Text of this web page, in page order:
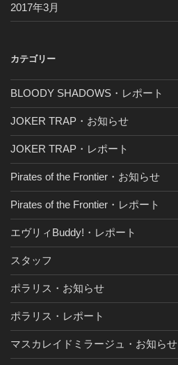
2017年3月
カテゴリー
BLOODY SHADOWS・レポート
JOKER TRAP・お知らせ
JOKER TRAP・レポート
Pirates of the Frontier・お知らせ
Pirates of the Frontier・レポート
エヴリィBuddy!・レポート
スタッフ
ポラリス・お知らせ
ポラリス・レポート
マスカレイドミラージュ・お知らせ